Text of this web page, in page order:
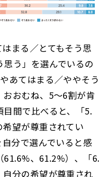
まる／とてもそう思
う」を選んでいるの
あてはまる／ややそう
おむね、5～6割が肯
間で比べると、「5.
望が尊重されてい
分で選んでいると感
61.6%、61.2%）、「6.
分の希望が尊重され